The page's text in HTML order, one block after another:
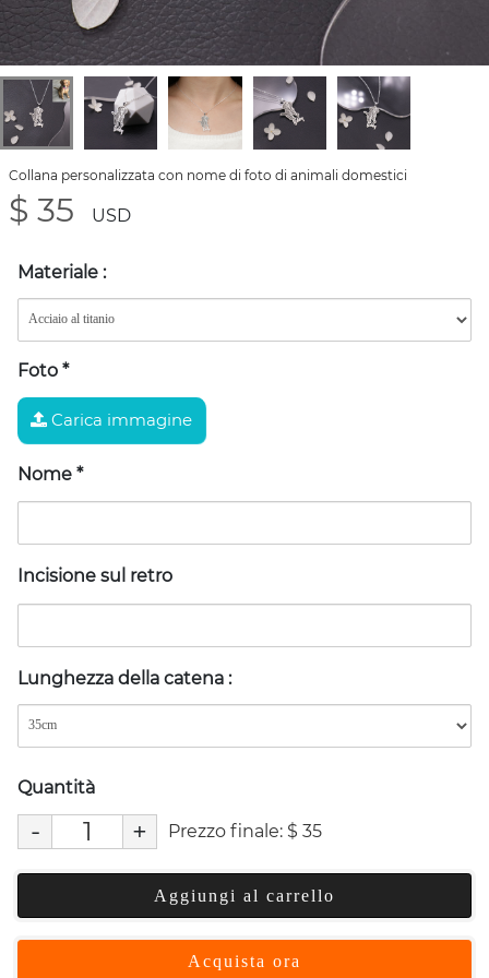
Collana personalizzata con nome di foto di animali domestici
$ 35 USD
Materiale :
Foto *
Carica immagine
Nome *
Incisione sul retro
Lunghezza della catena :
Quantità
- + Prezzo finale: $ 35
Aggiungi al carrello
Acquista ora